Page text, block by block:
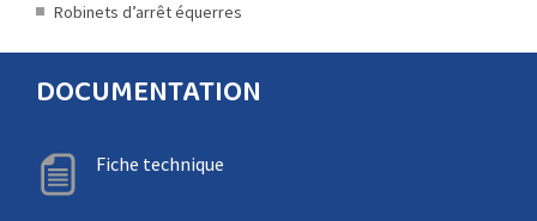
Robinets d’arrêt équerres
DOCUMENTATION
Fiche technique